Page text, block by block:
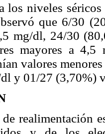
los niveles
que 6/30
mg/dl, 24/30
mayores a
valores
y 01/27 (3,70%)
realimentación